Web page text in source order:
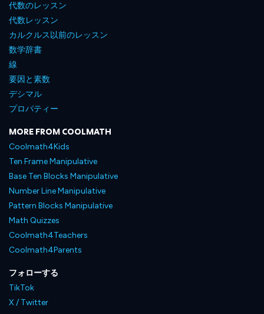
代数のレッスン
代数レッスン
カルクルス以前のレッスン
数学辞書
線
要因と素数
デシマル
プロパティー
MORE FROM COOLMATH
Coolmath4Kids
Ten Frame Manipulative
Base Ten Blocks Manipulative
Number Line Manipulative
Pattern Blocks Manipulative
Math Quizzes
Coolmath4Teachers
Coolmath4Parents
フォローする
TikTok
X / Twitter